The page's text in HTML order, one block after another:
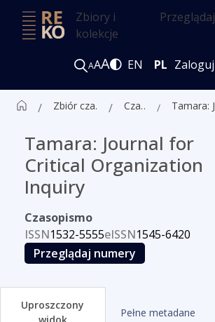
Zbiory i
kolekcje
Przeglądaj
AAA EN PL Zaloguj
Zbiór czasopism ALK Czasopisma
Tamara: Journal for
Critical Organization
Inquiry
Czasopismo
ISSN1532-5555eISSN1545-6420
Przeglądaj numery
Uproszczony
Pełne metadane